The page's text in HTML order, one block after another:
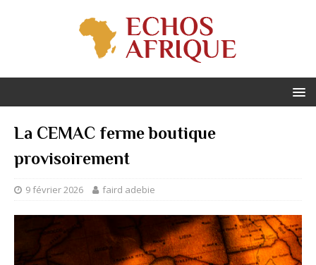
La CEMAC ferme boutique
provisoirement
9 février 2026 faird adebie